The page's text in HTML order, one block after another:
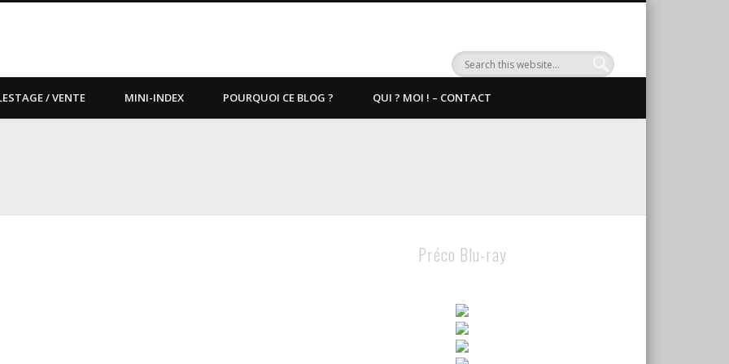
/ VENTE MINI-INDEX POURQUOI CE BLOG ? QUI ? MOI ! – CONTACT
Préco Blu-ray